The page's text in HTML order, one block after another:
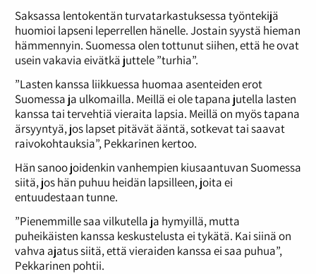
Saksassa lentokentän turvatarkastuksessa työntekijä
huomioi lapseni leperrellen hänelle. Jostain syystä hieman
hämmennyin. Suomessa olen tottunut siihen, että he ovat
usein vakavia eivätkä juttele ”turhia”.
”Lasten kanssa liikkuessa huomaa asenteiden erot
Suomessa ja ulkomailla. Meillä ei ole tapana jutella lasten
kanssa tai tervehtiä vieraita lapsia. Meillä on myös tapana
ärsyyntyä, jos lapset pitävät ääntä, sotkevat tai saavat
raivokohtauksia”, Pekkarinen kertoo.
Hän sanoo joidenkin vanhempien kiusaantuvan Suomessa
siitä, jos hän puhuu heidän lapsilleen, joita ei
entuudestaan tunne.
”Pienemmille saa vilkutella ja hymyillä, mutta
puheikäisten kanssa keskustelusta ei tykätä. Kai siinä on
vahva ajatus siitä, että vieraiden kanssa ei saa puhua”,
Pekkarinen pohtii.